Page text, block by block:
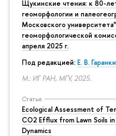
Щукинские чтения: к 80-
геоморфологии и
Московского
геоморфологической
апреля 2025 г.
Под редакцией: Е. В.
М.: ИГ РАН, МГУ, 2025.
Статья
Ecological Assessment of
CO2 Efflux from Lawn Soils
Dynamics